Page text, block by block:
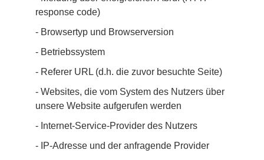
response code)
- Browsertyp und Browserversion
- Betriebssystem
- Referer URL (d.h. die zuvor besuchte Seite)
- Websites, die vom System des Nutzers über
unsere Website aufgerufen werden
- Internet-Service-Provider des Nutzers
- IP-Adresse und der anfragende Provider